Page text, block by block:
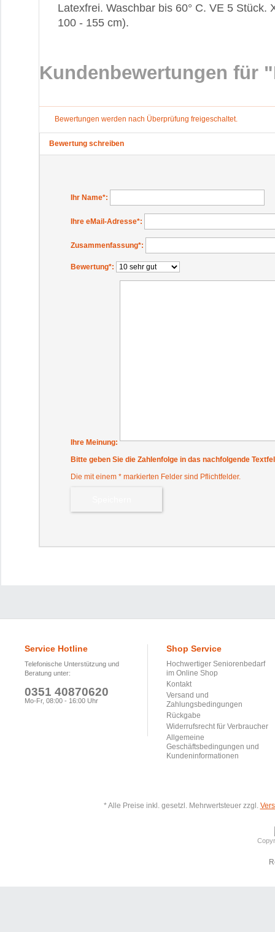
Latexfrei. Waschbar bis 60° C. VE 5 Stück.
100 - 155 cm).
Kundenbewertungen für
Bewertungen werden nach Überprüfung freigeschaltet.
Bewertung schreiben
Ihr Name*:
Ihre eMail-Adresse*:
Zusammenfassung*:
Bewertung*:
Ihre Meinung:
Bitte geben Sie die Zahlenfolge in das nachfolgende
Die mit einem * markierten Felder sind Pflichtfelder.
Service Hotline
Telefonische Unterstützung und
Beratung unter:
0351 40870620
Mo-Fr, 08:00 - 16:00 Uhr
Shop Service
Hochwertiger Seniorenbedarf
im Online Shop
Kontakt
Versand und
Zahlungsbedingungen
Rückgabe
Widerrufsrecht für Verbraucher
Allgemeine
Geschäftsbedingungen und
Kundeninformationen
* Alle Preise inkl. gesetzl. Mehrwertsteuer zzgl.